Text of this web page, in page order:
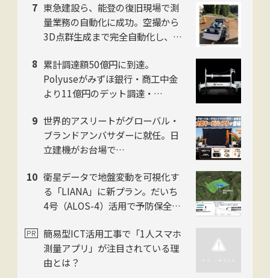
社
東急建設ら、能登の復旧現場で測
量業務の自動化に成功。空撮から
3D点群生成まで完全自動化し、工
累計調達額50億円に到達。
Polyuseがみずほ銀行・商工中金
より11億円のデット調達・
進化を加速
世界的アスリートがグローバル・
ブランドアンバサダーに就任。日
立建機がお台場で
発表・巨大油圧ショベル乗車体験
も
衛星データで地盤変動を可視化す
る「LIANA」に新プラン。だいち
4号（ALOS-4）活用で予防保全を
ン・日本工営の3社
簡易型ICT活用工事で「1人スマホ
測量アプリ」が注目されている理
由とは？